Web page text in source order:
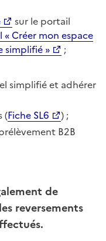
sur le portail
Créer mon espace
simplifié »
;
simplifié et adhérer
(Fiche SL6
) ;
B2B
de
reversements